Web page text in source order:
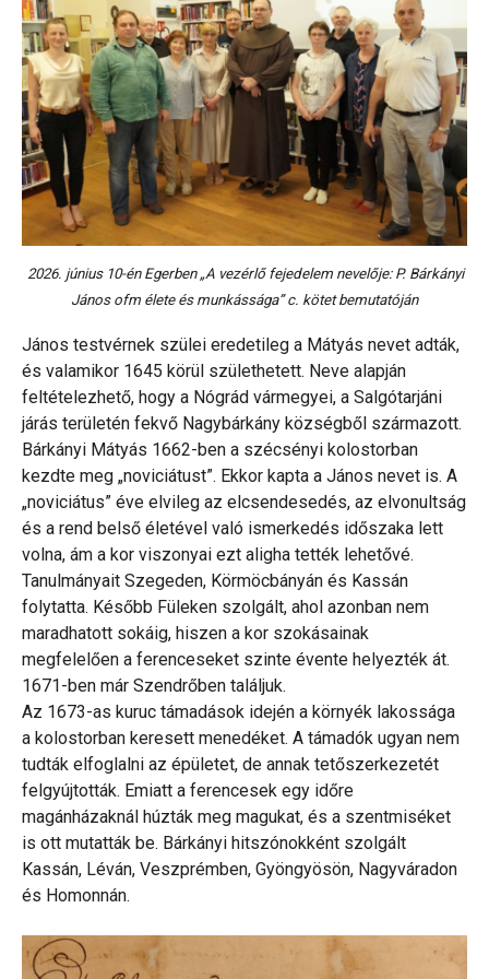
2026. június 10-én Egerben „A vezérlő fejedelem nevelője: P. Bárkányi
János ofm élete és munkássága” c. kötet bemutatóján
János testvérnek szülei eredetileg a Mátyás nevet adták,
és valamikor 1645 körül születhetett. Neve alapján
feltételezhető, hogy a Nógrád vármegyei, a Salgótarjáni
járás területén fekvő Nagybárkány községből származott.
Bárkányi Mátyás 1662-ben a szécsényi kolostorban
kezdte meg „noviciátust”. Ekkor kapta a János nevet is. A
„noviciátus” éve elvileg az elcsendesedés, az elvonultság
és a rend belső életével való ismerkedés időszaka lett
volna, ám a kor viszonyai ezt aligha tették lehetővé.
Tanulmányait Szegeden, Körmöcbányán és Kassán
folytatta. Később Füleken szolgált, ahol azonban nem
maradhatott sokáig, hiszen a kor szokásainak
megfelelően a ferenceseket szinte évente helyezték át.
1671-ben már Szendrőben találjuk.
Az 1673-as kuruc támadások idején a környék lakossága
a kolostorban keresett menedéket. A támadók ugyan nem
tudták elfoglalni az épületet, de annak tetőszerkezetét
felgyújtották. Emiatt a ferencesek egy időre
magánházaknál húzták meg magukat, és a szentmiséket
is ott mutatták be. Bárkányi hitszónokként szolgált
Kassán, Léván, Veszprémben, Gyöngyösön, Nagyváradon
és Homonnán.